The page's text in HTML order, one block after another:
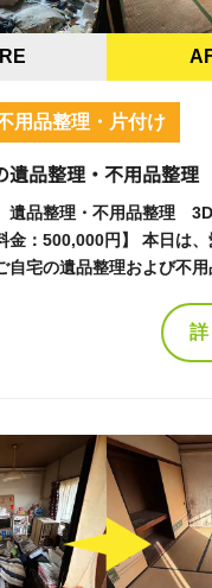
用品整理・片付け
遺品整理・不用品整理
遺品整理・不用品整理
：500,000円】 本日は、
自宅の遺品整理および不
詳